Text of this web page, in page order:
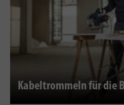
Kabeltrommeln für die